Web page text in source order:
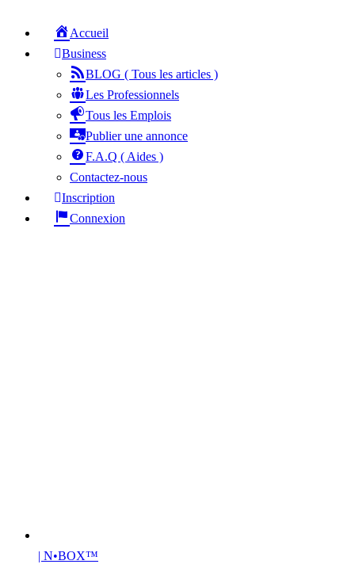
Accueil
Business
BLOG ( Tous les articles )
Les Professionnels
Tous les Emplois
Publier une annonce
F.A.Q ( Aides )
Contactez-nous
Inscription
Connexion
| N•BOX™